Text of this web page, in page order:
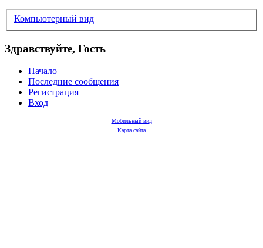
Компьютерный вид
Здравствуйте, Гость
Начало
Последние сообщения
Регистрация
Вход
Мобильный вид
Карта сайта